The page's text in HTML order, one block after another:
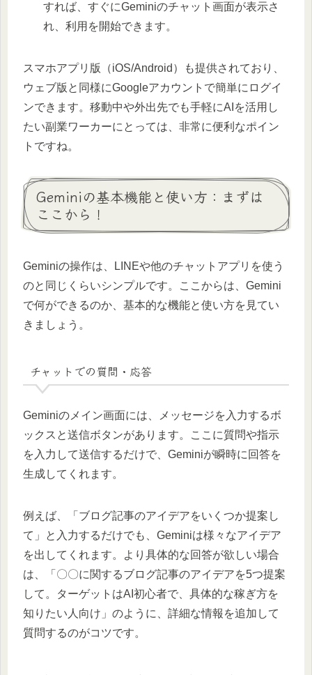
すれば、すぐにGeminiのチャット画面が表示さ
れ、利用を開始できます。
スマホアプリ版（iOS/Android）も提供されており、
ウェブ版と同様にGoogleアカウントで簡単にログイ
ンできます。移動中や外出先でも手軽にAIを活用し
たい副業ワーカーにとっては、非常に便利なポイン
トですね。
Geminiの基本機能と使い方：まずは
ここから！
Geminiの操作は、LINEや他のチャットアプリを使う
のと同じくらいシンプルです。ここからは、Gemini
で何ができるのか、基本的な機能と使い方を見てい
きましょう。
チャットでの質問・応答
Geminiのメイン画面には、メッセージを入力するボ
ックスと送信ボタンがあります。ここに質問や指示
を入力して送信するだけで、Geminiが瞬時に回答を
生成してくれます。
例えば、「ブログ記事のアイデアをいくつか提案し
て」と入力するだけでも、Geminiは様々なアイデア
を出してくれます。より具体的な回答が欲しい場合
は、「〇〇に関するブログ記事のアイデアを5つ提案
して。ターゲットはAI初心者で、具体的な稼ぎ方を
知りたい人向け」のように、詳細な情報を追加して
質問するのがコツです。